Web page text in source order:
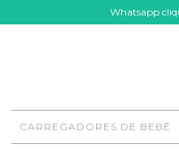
Whatsapp
CARREGADORES DE BEBÊ